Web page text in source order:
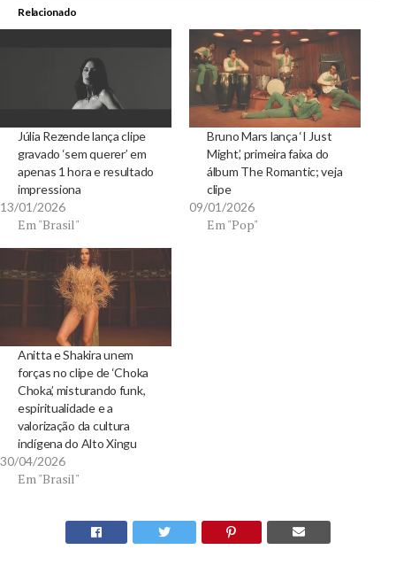
Relacionado
Júlia Rezende lança clipe
gravado ‘sem querer’ em
apenas 1 hora e resultado
impressiona
13/01/2026
Em "Brasil"
Bruno Mars lança ‘I Just
Might’, primeira faixa do
álbum The Romantic; veja
clipe
09/01/2026
Em "Pop"
Anitta e Shakira unem
forças no clipe de ‘Choka
Choka’, misturando funk,
espiritualidade e a
valorização da cultura
indígena do Alto Xingu
30/04/2026
Em "Brasil"